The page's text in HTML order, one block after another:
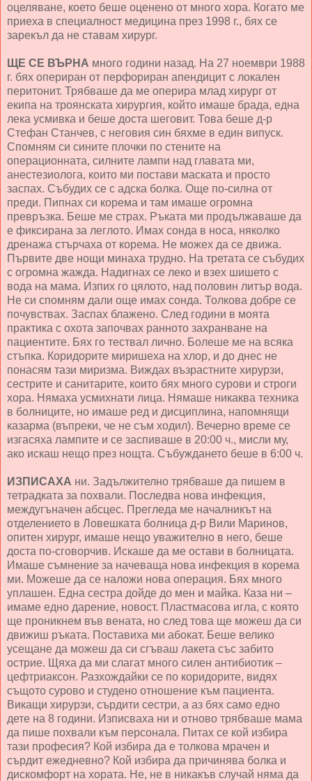
оцеляване, което беше оценено от много хора. Когато ме
приеха в специалност медицина през 1998 г., бях се
зарекъл да не ставам хирург.
ЩЕ СЕ ВЪРНА много години назад. На 27 ноември 1988
г. бях опериран от перфориран апендицит с локален
перитонит. Трябваше да ме оперира млад хирург от
екипа на троянската хирургия, който имаше брада, една
лека усмивка и беше доста шеговит. Това беше д-р
Стефан Станчев, с неговия син бяхме в един випуск.
Спомням си сините плочки по стените на
операционната, силните лампи над главата ми,
анестезиолога, които ми постави маската и просто
заспах. Събудих се с адска болка. Още по-силна от
преди. Пипнах си корема и там имаше огромна
превръзка. Беше ме страх. Ръката ми продължаваше да
е фиксирана за леглото. Имах сонда в носа, няколко
дренажа стърчаха от корема. Не можех да се движа.
Първите две нощи минаха трудно. На третата се събудих
с огромна жажда. Надигнах се леко и взех шишето с
вода на мама. Изпих го цялото, над половин литър вода.
Не си спомням дали още имах сонда. Толкова добре се
почувствах. Заспах блажено. След години в моята
практика с охота започвах ранното захранване на
пациентите. Бях го тествал лично. Болеше ме на всяка
стъпка. Коридорите миришеха на хлор, и до днес не
понасям тази миризма. Виждах възрастните хирурзи,
сестрите и санитарите, които бях много сурови и строги
хора. Нямаха усмихнати лица. Нямаше никаква техника
в болниците, но имаше ред и дисциплина, напомнящи
казарма (въпреки, че не съм ходил). Вечерно време се
изгасяха лампите и се заспиваше в 20:00 ч., мисли му,
ако искаш нещо през нощта. Събуждането беше в 6:00 ч.
ИЗПИСАХА ни. Задължително трябваше да пишем в
тетрадката за похвали. Последва нова инфекция,
междугъначен абсцес. Прегледа ме началникът на
отделението в Ловешката болница д-р Вили Маринов,
опитен хирург, имаше нещо уважително в него, беше
доста по-сговорчив. Искаше да ме остави в болницата.
Имаше съмнение за начеваща нова инфекция в корема
ми. Можеше да се наложи нова операция. Бях много
уплашен. Една сестра дойде до мен и майка. Каза ни –
имаме едно дарение, новост. Пластмасова игла, с която
ще проникнем във вената, но след това ще можеш да си
движиш ръката. Поставиха ми абокат. Беше велико
усещане да можеш да си сгъваш лакета със забито
острие. Щяха да ми слагат много силен антибиотик –
цефтриаксон. Разхождайки се по коридорите, видях
същото сурово и студено отношение към пациента.
Викащи хирурзи, сърдити сестри, а аз бях само едно
дете на 8 години. Изписваха ни и отново трябваше мама
да пише похвали към персонала. Питах се кой избира
тази професия? Кой избира да е толкова мрачен и
сърдит ежедневно? Кой избира да причинява болка и
дискомфорт на хората. Не, не в никакъв случай няма да